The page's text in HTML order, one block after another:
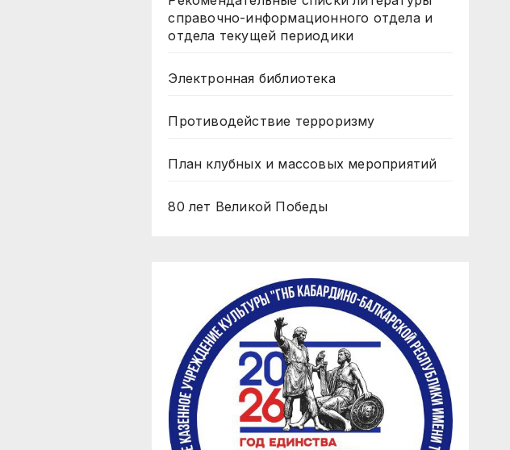
справочно-информационного отдела и
отдела текущей периодики
Электронная библиотека
Противодействие терроризму
План клубных и массовых мероприятий
80 лет Великой Победы